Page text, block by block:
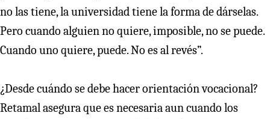
no las tiene, la universidad tiene la forma de dárselas.
Pero cuando alguien no quiere, imposible, no se puede.
Cuando uno quiere, puede. No es al revés”.
¿Desde cuándo se debe hacer orientación vocacional?
Retamal asegura que es necesaria aun cuando los